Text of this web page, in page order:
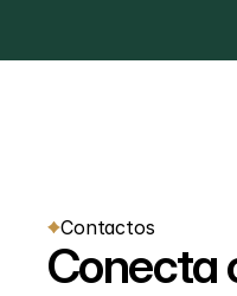
Contactos
Conecta